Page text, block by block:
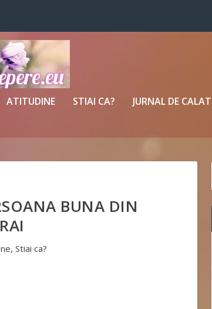
ATITUDINE STIAI CA? JURNAL DE
BUNA DIN
, Stiai ca?